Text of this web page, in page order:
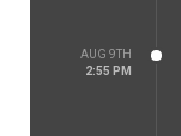
AUG 9TH
2:55 PM